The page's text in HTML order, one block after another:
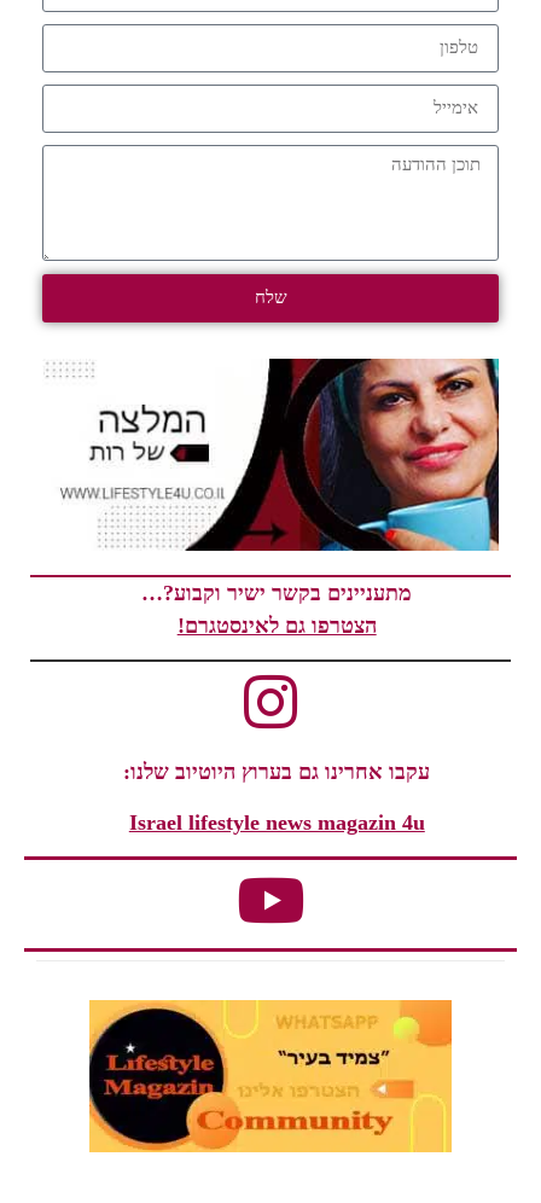
שלח
מתעניינים בקשר ישיר וקבוע?…
הצטרפו גם לאינסטגרם!
עקבו אחרינו גם בערוץ היוטיוב שלנו:
Israel lifestyle news magazin 4u